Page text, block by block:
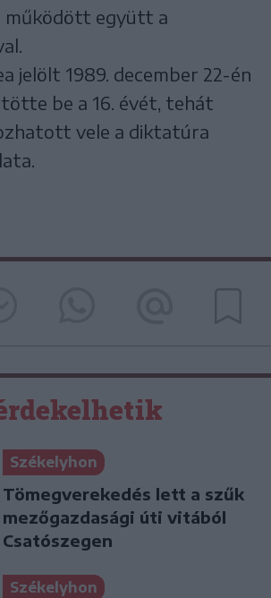
működött együtt a
jelölt 1989. december 22-én
be a 16. évét, tehát
vele a diktatúra
Székelyhon
Tömegverekedés lett a szűk
mezőgazdasági úti vitából
Csatószegen
Székelyhon